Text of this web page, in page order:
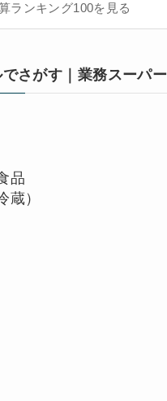
ランキング100を見る
さがす｜業務スーパー
品
蔵）